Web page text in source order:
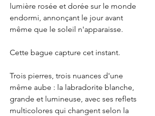
lumière rosée et dorée sur le monde
endormi, annonçant le jour avant
même que le soleil n'apparaisse.
Cette bague capture cet instant.
Trois pierres, trois nuances d'une
même aube : la labradorite blanche,
grande et lumineuse, avec ses reflets
multicolores qui changent selon la